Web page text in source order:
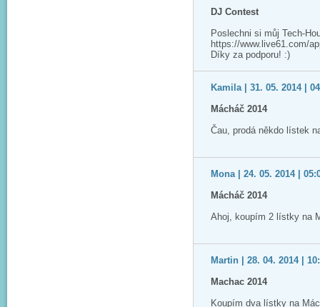
DJ Contest
Poslechni si můj Tech-
https://www.live61.com/
Díky za podporu! :)
Kamila | 31. 05. 2014 |
Mácháč 2014
Čau, prodá někdo lístek
Mona | 24. 05. 2014 |
Mácháč 2014
Ahoj, koupím 2 lístky na
Martin | 28. 04. 2014 |
Machac 2014
Koupím dva lístky na